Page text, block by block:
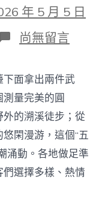
年 5 月 5 日
在
〈沐
山
河
麗
旅
途
活
氣
足
——
“五
尚無留言
面拿出兩件武
量完美的圓
的溯溪徒步；從
閑漫游，這個“五
涌動。各地做足準
們選擇多樣、熱情